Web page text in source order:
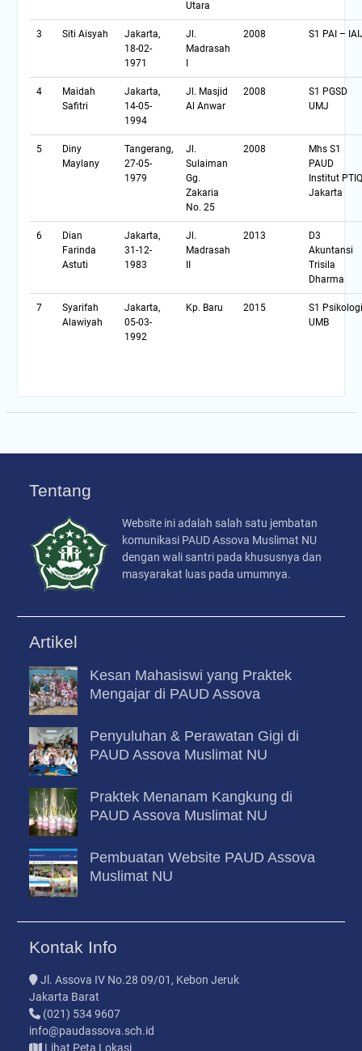
Utara
3 Siti Aisyah
Jakarta,
18-02-
1971
Jl.
Madrasah
2008 S1 PAI –
4
Maidah
Safitri
Jakarta,
14-05-
1994
Jl. Masjid
Al Anwar
2008
S1 PGSD
UMJ
5
Diny
Maylany
Tangerang,
27-05-
1979
Jl.
Sulaiman
Gg.
Zakaria
No. 25
2008
Mhs S1
PAUD
Institut PTIQ
Jakarta
6
Dian
Farinda
Astuti
Jakarta,
31-12-
1983
Jl.
Madrasah
2013
D3
Akuntansi
Trisila
Dharma
7
Syarifah
Alawiyah
Jakarta,
05-03-
1992
Kp. Baru 2015
S1 Psikologi
UMB
Tentang
Website ini adalah salah satu jembatan
komunikasi PAUD Assova Muslimat NU
dengan wali santri pada khususnya dan
masyarakat luas pada umumnya.
Artikel
Kesan Mahasiswi yang Praktek
Mengajar di PAUD Assova
Penyuluhan & Perawatan Gigi di
PAUD Assova Muslimat NU
Praktek Menanam Kangkung di
PAUD Assova Muslimat NU
Pembuatan Website PAUD Assova
Muslimat NU
Kontak Info
Jl. Assova IV No.28 09/01, Kebon Jeruk
Jakarta Barat
(021) 534 9607
info@paudassova.sch.id
Lihat Peta Lokasi